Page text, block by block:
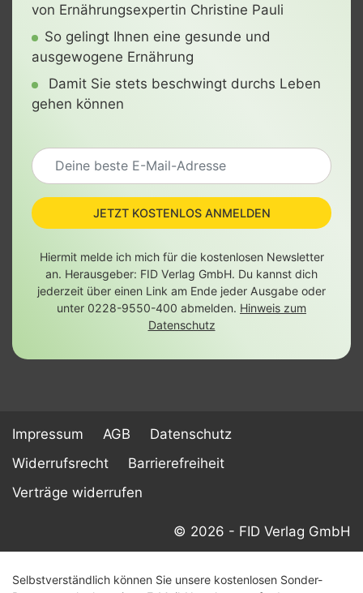
von Ernährungsexpertin Christine Pauli
So gelingt Ihnen eine gesunde und
ausgewogene Ernährung
Damit Sie stets beschwingt durchs Leben
gehen können
JETZT KOSTENLOS ANMELDEN
Hiermit melde ich mich für die kostenlosen Newsletter
an. Herausgeber: FID Verlag GmbH. Du kannst dich
jederzeit über einen Link am Ende jeder Ausgabe oder
unter 0228-9550-400 abmelden. Hinweis zum
Datenschutz
Impressum AGB
Datenschutz
Widerrufsrecht
Barrierefreiheit
Verträge widerrufen
© 2026 - FID Verlag GmbH
Selbstverständlich können Sie unsere kostenlosen Sonder-